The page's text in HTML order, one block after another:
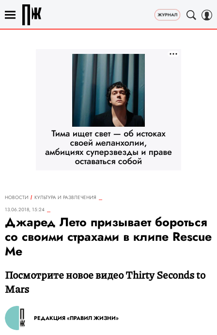
НОВОСТИ
КУЛЬТУРА И РАЗВЛЕЧЕНИЯ
13.06.2018, 15:24
Джаред Лето призывает бороться
со своими страхами в клипе Rescue
Me
Посмотрите новое видео Thirty Seconds to
Mars
РЕДАКЦИЯ «ПРАВИЛ ЖИЗНИ»